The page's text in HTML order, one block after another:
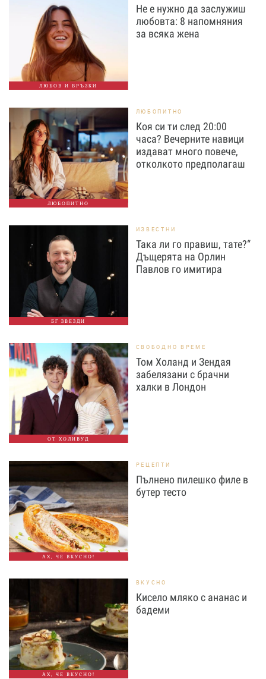
ЛЮБОВ И ВРЪЗКИ
Не е нужно да заслужиш
любовта: 8 напомняния
за всяка жена
ЛЮБОПИТНО
ЛЮБОПИТНО
Коя си ти след 20:00
часа? Вечерните навици
издават много повече,
отколкото предполагаш
БГ ЗВЕЗДИ
ИЗВЕСТНИ
Така ли го правиш, тате?“
Дъщерята на Орлин
Павлов го имитира
ОТ ХОЛИВУД
СВОБОДНО ВРЕМЕ
Том Холанд и Зендая
забелязани с брачни
халки в Лондон
АХ, ЧЕ ВКУСНО!
РЕЦЕПТИ
Пълнено пилешко филе в
бутер тесто
АХ, ЧЕ ВКУСНО!
ВКУСНО
Кисело мляко с ананас и
бадеми